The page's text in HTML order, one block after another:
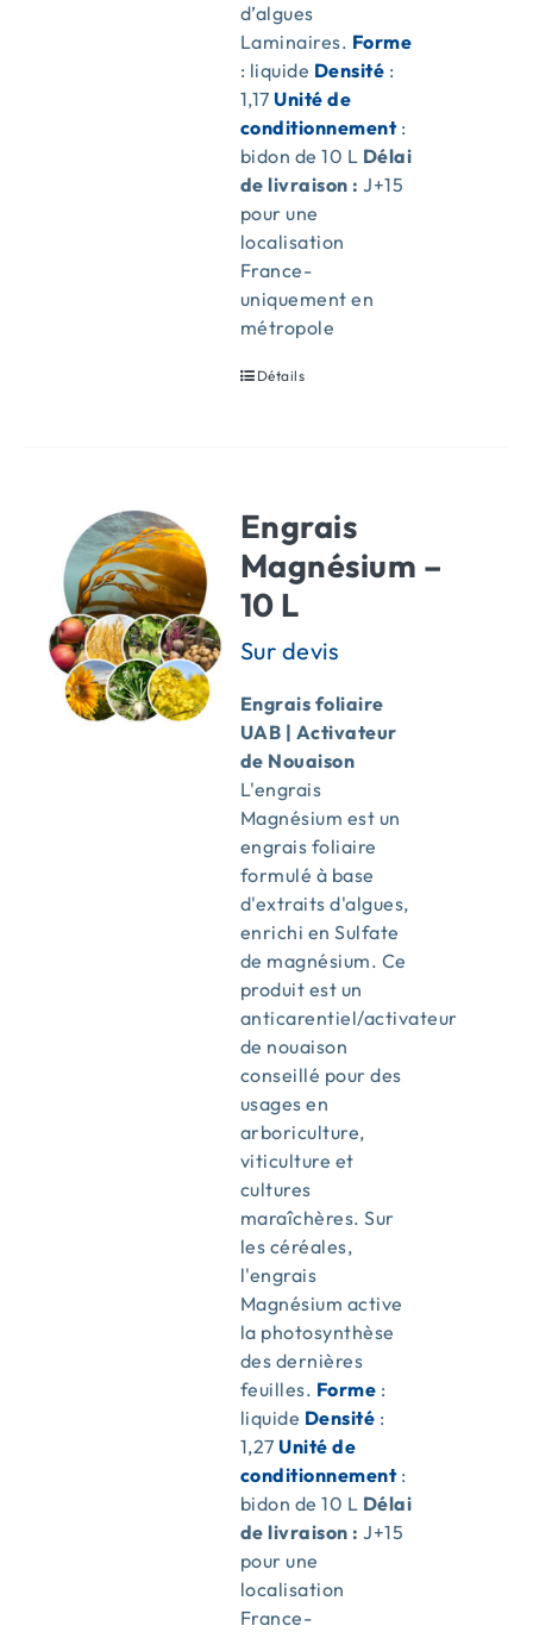
d’algues
Laminaires. Forme
: liquide Densité :
1,17Unité de
conditionnement:
bidon de 10 L Délai
de livraison : J+15
pour une
localisation
France-
uniquement en
métropole
Détails
Engrais
Magnésium –
10 L
Engrais foliaire
UAB | Activateur
de Nouaison
L'engrais
Magnésium est un
engrais foliaire
formulé à base
d'extraits d'algues,
enrichi en Sulfate
de magnésium. Ce
produit est un
anticarentiel/activateur
de nouaison
conseillé pour des
usages en
arboriculture,
viticulture et
cultures
maraîchères. Sur
les céréales,
l'engrais
Magnésium active
la photosynthèse
des dernières
feuilles. Forme :
liquide Densité :
1,27Unité de
conditionnement:
bidon de 10 L Délai
de livraison : J+15
pour une
localisation
France-